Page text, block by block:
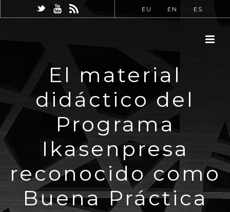
EU EN ES
El material
didáctico del
Programa
Ikasenpresa
reconocido como
Buena Práctica